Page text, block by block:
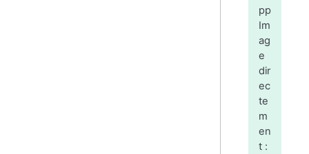
pp
Im
ag
e
dir
ec
te
m
en
t :